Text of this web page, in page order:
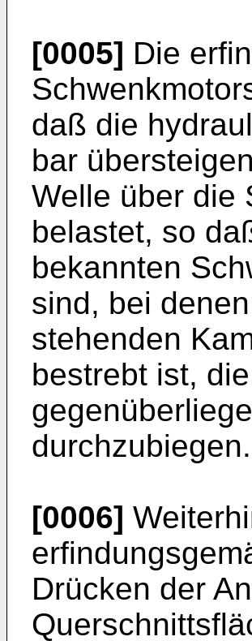
[0005] Die
daß die
bar
Welle über die
belastet, so
bekannten
sind, bei
stehenden
bestrebt ist,
durchzubiegen.
[0006]
Drücken der